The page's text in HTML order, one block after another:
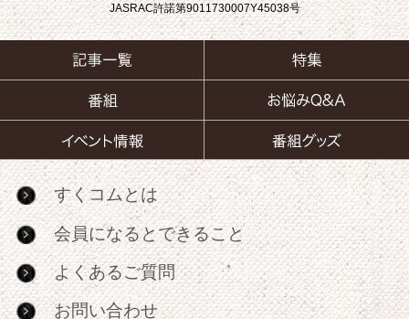
JASRAC許諾第9011730007Y45038号
すくコムとは
会員になるとできること
よくあるご質問
お問い合わせ